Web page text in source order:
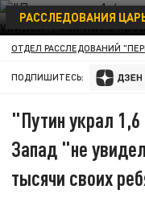
РАССЛЕДОВАНИЯ
ОТДЕЛ РАССЛЕДОВАНИЙ
ПОДПИШИТЕСЬ:
"Путин украл
Запад "не
тысячи своих